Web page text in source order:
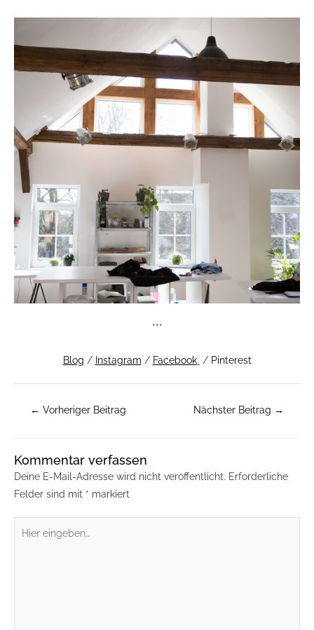
***
Blog / Instagram / Facebook / Pinterest
← Vorheriger Beitrag Nächster Beitrag →
Kommentar verfassen
Deine E-Mail-Adresse wird nicht veröffentlicht. Erforderliche
Felder sind mit * markiert
eingeben…